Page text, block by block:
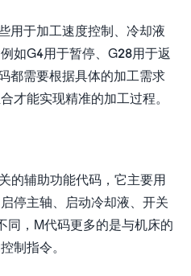
用于加工速度控制、冷却液
如G4用于暂停、G28用于返
都需要根据具体的加工需求
才能实现精准的加工过程。
的辅助功能代码，它主要用
停主轴、启动冷却液、开关
同，M代码更多的是与机床的
制指令。